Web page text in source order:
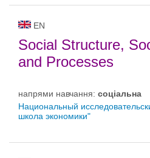
EN
Social Structure,
and Processes
напрями навчання: соціальна
Национальный
школа экономики"